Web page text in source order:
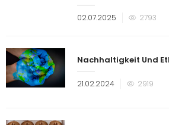
Veröffentlicht
02.07.2025 2793
Nachhaltigkeit Und
Veröffentlicht
21.02.2024 2919